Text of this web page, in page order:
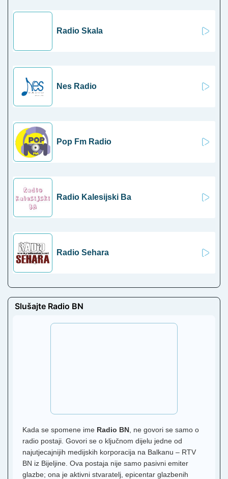
Radio Skala
Nes Radio
Pop Fm Radio
Radio Kalesijski Ba
Radio Sehara
Slušajte Radio BN
Kada se spomene ime Radio BN , ne govori se samo o
radio postaji. Govori se o ključnom dijelu jedne od
najutjecajnijih medijskih korporacija na Balkanu – RTV
BN iz Bijeljine. Ova postaja nije samo pasivni emiter
glazbe; ona je aktivni stvaratelj, epicentar glazbenih